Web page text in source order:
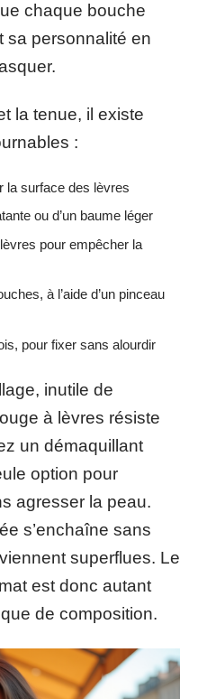
chaque bouche
sa personnalité en
la tenue, il existe
:
la surface des lèvres
ou d’un baume léger
pour empêcher la
à l’aide d’un pinceau
pour fixer sans alourdir
inutile de
à lèvres résiste
un démaquillant
option pour
agresser la peau.
s’enchaîne sans
superflues. Le
est donc autant
de composition.